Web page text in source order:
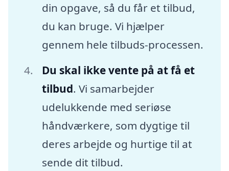
din opgave, så du får et tilbud,
du kan bruge. Vi hjælper
gennem hele tilbuds-processen.
Du skal ikke vente på at få et
tilbud. Vi samarbejder
udelukkende med seriøse
håndværkere, som dygtige til
deres arbejde og hurtige til at
sende dit tilbud.